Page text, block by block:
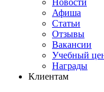
Новости
Афиша
Статьи
Отзывы
Вакансии
Учебный
Награды
Клиентам